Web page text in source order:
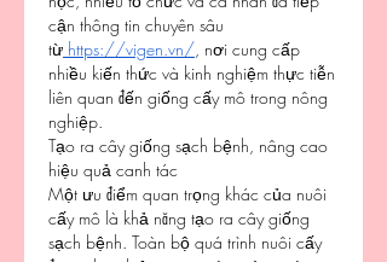
cận thông tin chuyên sâu
từ https://vigen.vn/, nơi cung cấp
nhiều kiến thức và kinh nghiệm thực tiễn
liên quan đến giống cấy mô trong nông
nghiệp.
Tạo ra cây giống sạch bệnh, nâng cao
hiệu quả canh tác
Một ưu điểm quan trọng khác của nuôi
cấy mô là khả năng tạo ra cây giống
sạch bệnh. Toàn bộ quá trình nuôi cấy